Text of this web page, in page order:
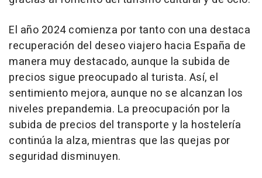
El año 2024 comienza por tanto con una destaca
recuperación del deseo viajero hacia España de
manera muy destacado, aunque la subida de
precios sigue preocupado al turista. Así, el
sentimiento mejora, aunque no se alcanzan los
niveles prepandemia. La preocupación por la
subida de precios del transporte y la hostelería
continúa la alza, mientras que las quejas por
seguridad disminuyen.